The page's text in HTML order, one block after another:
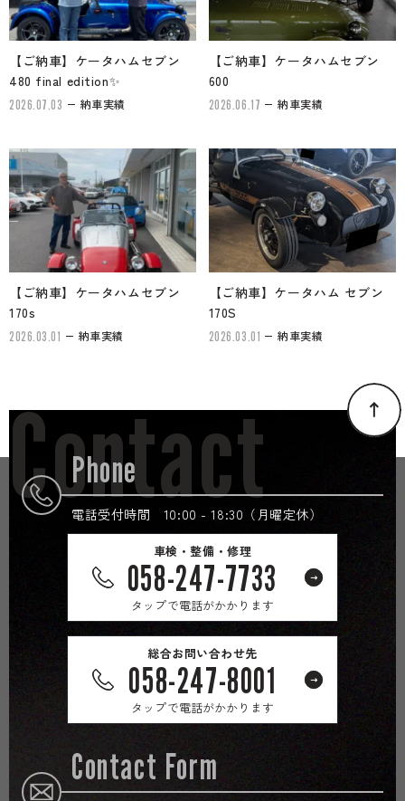
【ご納車】ケータハムセブン
480 final edition✨
2026.07.03 納車実績
【ご納車】ケータハムセブン
600
2026.06.17 納車実績
【ご納車】ケータハムセブン
170s
2026.03.01 納車実績
【ご納車】ケータハム セブン
170S
2026.03.01 納車実績
Phone
電話受付時間 10:00 - 18:30（月曜定休）
車検・整備・修理
058-247-7733
タップで電話がかかります
総合お問い合わせ先
058-247-8001
タップで電話がかかります
Contact Form
Contact